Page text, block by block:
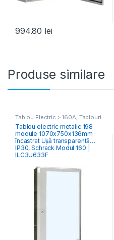
994.80 lei
Produse similare
Tablou Electric ≥ 160A Tablouri
Electrice Comercial & Industrial
Tablou electric metalic 198
module 1070x750x136mm
încastrat Ușă transparentă
IP30, Schrack Modul 160 |
ILC3U633F